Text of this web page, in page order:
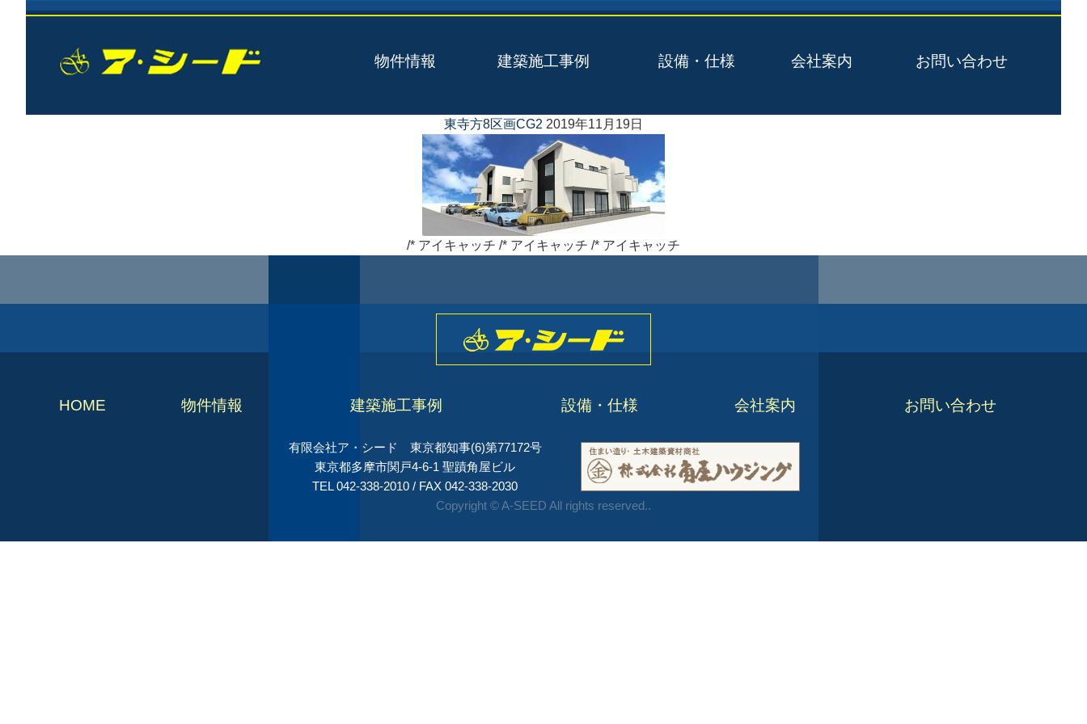
物件情報 建築施工事例 設備・仕様 会社案内 お問い合わせ
東寺方8区画CG2 2019年11月19日
/* アイキャッチ /* アイキャッチ /* アイキャッチ
HOME 物件情報 建築施工事例 設備・仕様 会社案内 お問い合わせ
有限会社ア・シード 東京都知事(6)第77172号
東京都多摩市関戸4-6-1 聖蹟角屋ビル
TEL 042-338-2010 / FAX 042-338-2030
Copyright © A-SEED All rights reserved..